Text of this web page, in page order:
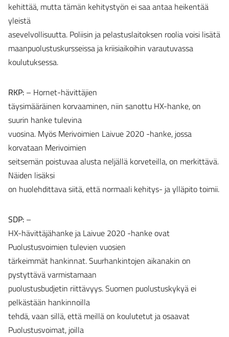
kehittää, mutta tämän kehitystyön ei saa antaa heikentää
yleistä
asevelvollisuutta. Poliisin ja pelastuslaitoksen roolia voisi lisätä
maanpuolustuskursseissa ja kriisiaikoihin varautuvassa
koulutuksessa.
RKP: – Hornet-hävittäjien
täysimääräinen korvaaminen, niin sanottu HX-hanke, on
suurin hanke tulevina
vuosina. Myös Merivoimien Laivue 2020 -hanke, jossa
korvataan Merivoimien
seitsemän poistuvaa alusta neljällä korveteilla, on merkittävä.
Näiden lisäksi
on huolehdittava siitä, että normaali kehitys- ja ylläpito toimii.
SDP: –
HX-hävittäjähanke ja Laivue 2020 -hanke ovat
Puolustusvoimien tulevien vuosien
tärkeimmät hankinnat. Suurhankintojen aikanakin on
pystyttävä varmistamaan
puolustusbudjetin riittävyys. Suomen puolustuskykyä ei
pelkästään hankinnoilla
tehdä, vaan sillä, että meillä on koulutetut ja osaavat
Puolustusvoimat, joilla